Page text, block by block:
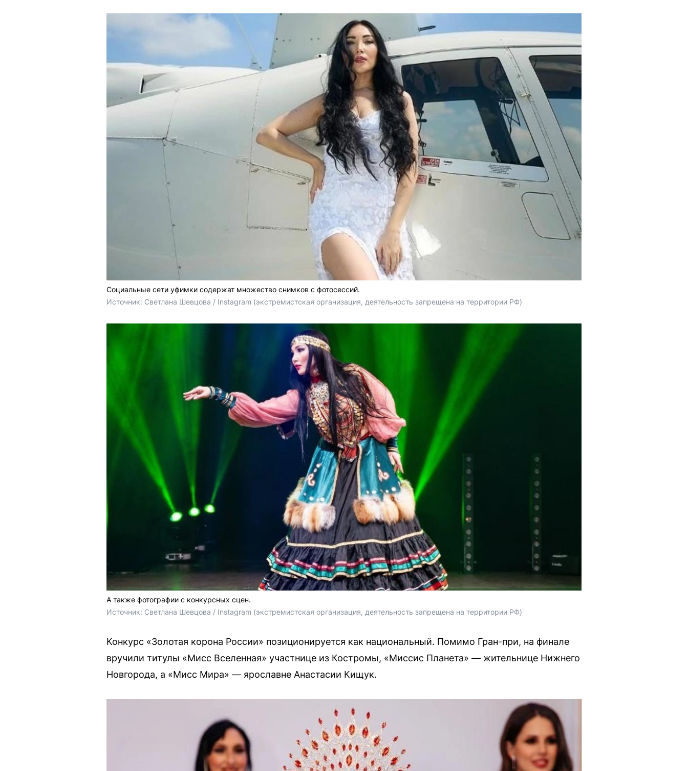
Социальные сети уфимки содержат множество снимков с фотосессий.
Источник: Светлана Шевцова / Instagram (экстремистская организация, деятельность запрещена на территории РФ)
А также фотографии с конкурсных сцен.
Источник: Светлана Шевцова / Instagram (экстремистская организация, деятельность запрещена на территории РФ)
Конкурс «Золотая корона России» позиционируется как национальный. Помимо Гран-при, на финале
вручили титулы «Мисс Вселенная» участнице из Костромы, «Миссис Планета» — жительнице Нижнего
Новгорода, а «Мисс Мира» — ярославне Анастасии Кищук.